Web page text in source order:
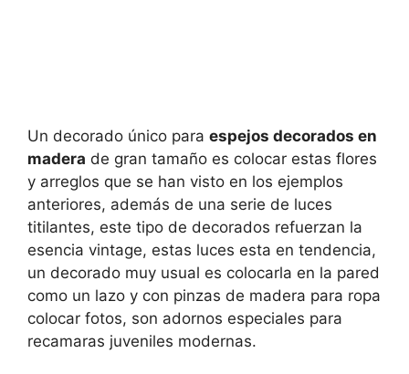
Un decorado único para espejos decorados en
madera de gran tamaño es colocar estas flores
y arreglos que se han visto en los ejemplos
anteriores, además de una serie de luces
titilantes, este tipo de decorados refuerzan la
esencia vintage, estas luces esta en tendencia,
un decorado muy usual es colocarla en la pared
como un lazo y con pinzas de madera para ropa
colocar fotos, son adornos especiales para
recamaras juveniles modernas.